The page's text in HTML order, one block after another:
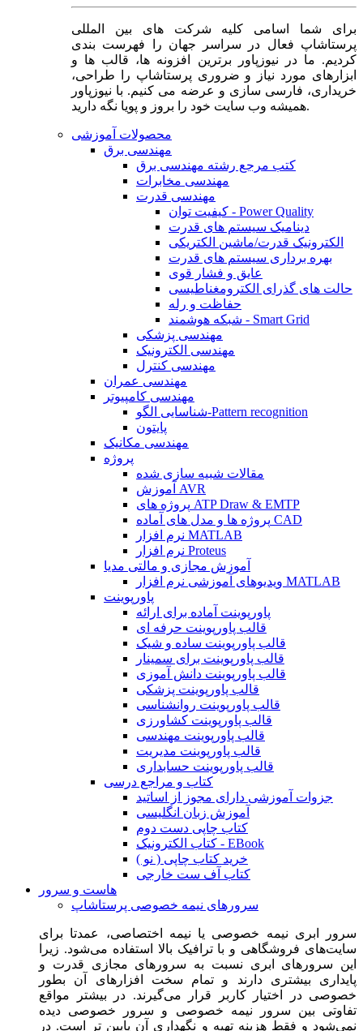
برای شما اسامی کلیه شرکت های بین المللی
پرستاشاپ فعال در سراسر جهان را فهرست بندی
کردیم. ما در نیوزپاور برترین افزونه ها، قالب ها و
ابزارهای مورد نیاز و ضروری پرستاشاپ را طراحی،
خریداری، فارسی سازی و عرضه می کنیم. با نیوزپاور
همیشه وب سایت خود را بروز و پویا نگه دارید.
محصولات آموزشی
مهندسی برق
کتب مرجع رشته مهندسی برق
مهندسی مخابرات
مهندسی قدرت
کیفیت توان - Power Quality
دینامیک سیستم های قدرت
الکترونیک قدرت/ماشین الکتریکی
بهره برداری سیستم های قدرت
عایق و فشار قوی
حالت های گذرای الکترومغناطیسی
حفاظت و رله
شبکه هوشمند - Smart Grid
مهندسی پزشکی
مهندسی الکترونیک
مهندسی کنترل
مهندسی عمران
مهندسی کامپیوتر
شناسایی الگو-Pattern recognition
پایتون
مهندسی مکانیک
پروژه
مقالات شبیه سازی شده
آموزش AVR
پروژه های ATP Draw & EMTP
پروژه ها و مدل های آماده CAD
نرم افزار MATLAB
نرم افزار Proteus
آموزش مجازی و مالتی مدیا
ویدیوهای آموزشی نرم افزار MATLAB
پاورپوینت
پاورپوینت آماده برای ارائه
قالب پاورپوینت حرفه ای
قالب پاورپوینت ساده و شیک
قالب پاورپوینت برای سمینار
قالب پاورپوینت دانش آموزی
قالب پاورپوینت پزشکی
قالب پاورپوینت روانشناسی
قالب پاورپوینت کشاورزی
قالب پاورپوینت مهندسی
قالب پاورپوینت مدیریت
قالب پاورپوینت حسابداری
کتاب و مراجع درسی
جزوات آموزشی دارای مجوز از اساتید
آموزش زبان انگلیسی
کتاب چاپی دست دوم
کتاب الکترونیک - EBook
خرید کتاب چاپی ( نو )
کتاب آف ست خارجی
هاست و سرور
سرورهای نیمه خصوصی پرستاشاپ
سرور ابری نیمه خصوصی یا نیمه اختصاصی، عمدتا برای
سایت‌های فروشگاهی و با ترافیک بالا استفاده می‌شود. زیرا
این سرورهای ابری نسبت به سرورهای مجازی قدرت و
پایداری بیشتری دارند و تمام سخت افزارهای آن بطور
خصوصی در اختیار کاربر قرار می‌گیرند. در بیشتر مواقع
تفاوتی بین سرور نیمه خصوصی و سرور خصوصی دیده
نمی‌شود و فقط هزینه تهیه و نگهداری آن پایین تر است. در